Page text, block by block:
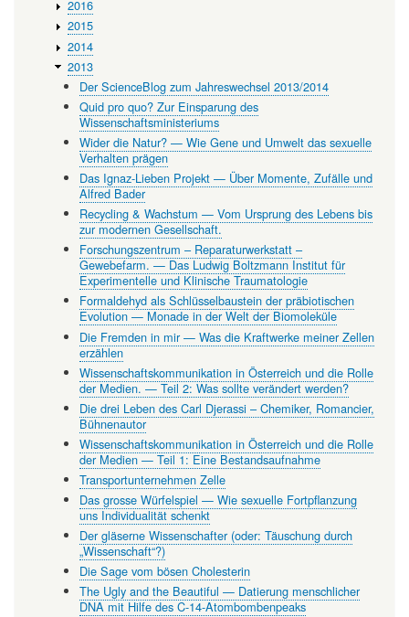
2016
2015
2014
2013
Der ScienceBlog zum Jahreswechsel 2013/2014
Quid pro quo? Zur Einsparung des
Wissenschaftsministeriums
Wider die Natur? — Wie Gene und Umwelt das sexuelle
Verhalten prägen
Das Ignaz-Lieben Projekt — Über Momente, Zufälle und
Alfred Bader
Recycling & Wachstum — Vom Ursprung des Lebens bis
zur modernen Gesellschaft.
Forschungszentrum – Reparaturwerkstatt –
Gewebefarm. — Das Ludwig Boltzmann Institut für
Experimentelle und Klinische Traumatologie
Formaldehyd als Schlüsselbaustein der präbiotischen
Evolution — Monade in der Welt der Biomoleküle
Die Fremden in mir — Was die Kraftwerke meiner Zellen
erzählen
Wissenschaftskommunikation in Österreich und die Rolle
der Medien. — Teil 2: Was sollte verändert werden?
Die drei Leben des Carl Djerassi – Chemiker, Romancier,
Bühnenautor
Wissenschaftskommunikation in Österreich und die Rolle
der Medien — Teil 1: Eine Bestandsaufnahme
Transportunternehmen Zelle
Das grosse Würfelspiel — Wie sexuelle Fortpflanzung
uns Individualität schenkt
Der gläserne Wissenschafter (oder: Täuschung durch
„Wissenschaft“?)
Die Sage vom bösen Cholesterin
The Ugly and the Beautiful — Datierung menschlicher
DNA mit Hilfe des C-14-Atombombenpeaks